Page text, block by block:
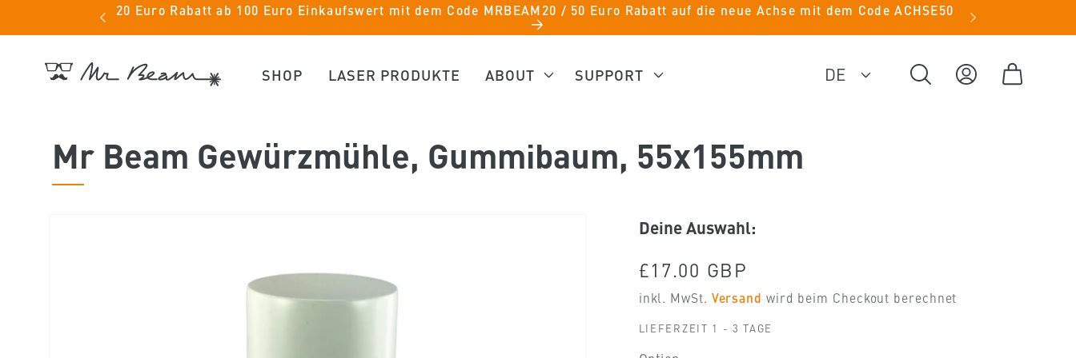
Inhalt
20 Euro Rabatt ab 100 Euro Einkaufswert mit dem Code MRBEAM20 / 50 Euro Rabatt auf die neue Achse mit dem Code ACHSE50
SHOP LASER PRODUKTE ABOUT SUPPORT
a
DE EinloggenWarenkorb
Mr Beam Gewürzmühle, Gummibaum, 55x155mm
Deine Auswahl:
Normaler
Preis
£17.00 GBP
inkl. MwSt. Versand wird beim Checkout berechnet
LIEFERZEIT 1 - 3 TAGE